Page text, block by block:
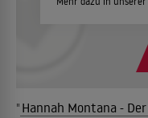
" Hannah Montana -